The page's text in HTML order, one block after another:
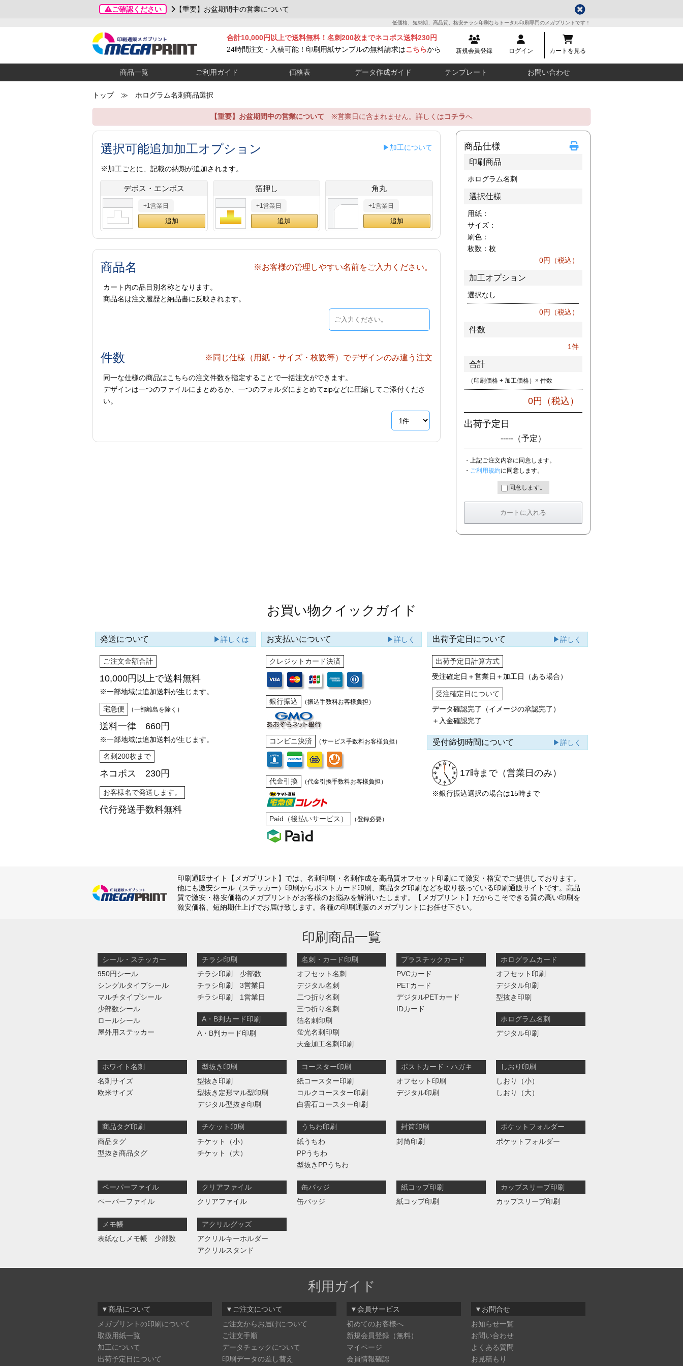
ご確認ください 【重要】お盆期間中の営業について
低価格、短納期、高品質、格安チラシ印刷ならトータル印刷専門のメガプリントです！
新規会員登録 ログイン カートを見る
合計10,000円以上で送料無料！名刺200枚までネコポス送料230円
24時間注文・入稿可能！印刷用紙サンプルの無料請求はこちらから
商品一覧 ご利用ガイド 価格表 データ作成ガイド テンプレート お問い合わせ
トップ≫ ホログラム名刺商品選択
【重要】お盆期間中の営業について ※営業日に含まれません。詳しくはコチラへ
選択可能追加加工オプション ▶加工について
※加工ごとに、記載の納期が追加されます。
デボス・エンボス
+1営業日
箔押し
+1営業日
角丸
+1営業日
商品名 ※お客様の管理しやすい名前をご入力ください。
カート内の品目別名称となります。
商品名は注文履歴と納品書に反映されます。
件数 ※同じ仕様（用紙・サイズ・枚数等）でデザインのみ違う注文
同一な仕様の商品はこちらの注文件数を指定することで一括注文ができます。
デザインは一つのファイルにまとめるか、一つのフォルダにまとめてzipなどに圧縮してご添付くださ
い。
商品仕様
印刷商品
ホログラム名刺
選択仕様
用紙：
サイズ：
刷色：
枚数： 枚
0円（税込）
加工オプション
選択なし
0円（税込）
件数
1件
合計
（印刷価格 + 加工価格）× 件数
0円（税込）
出荷予定日
----- （予定）
・上記ご注文内容に同意します。
・ ご利用規約に同意します。
同意します。
お買い物クイックガイド
発送について ▶詳しくは
ご注文金額合計
10,000円以上で送料無料
※一部地域は追加送料が生じます。
宅急便 （一部離島を除く）
送料一律 660円
※一部地域は追加送料が生じます。
名刺200枚まで
ネコポス 230円
お客様名で発送します。
代行発送手数料無料
お支払いについて ▶詳しく
クレジットカード決済
銀行振込 （振込手数料お客様負担）
コンビニ決済 （サービス手数料お客様負担）
代金引換 （代金引換手数料お客様負担）
Paid（後払いサービス） （登録必要）
出荷予定日について ▶詳しく
出荷予定日計算方式
受注確定日＋営業日＋加工日（ある場合）
受注確定日について
データ確認完了（イメージの承認完了）
＋入金確認完了
受付締切時間について ▶詳しく
17時まで（営業日のみ）
※銀行振込選択の場合は15時まで
印刷通販サイト【メガプリント】では、名刺印刷・名刺作成を高品質オフセット印刷にて激安・格安でご提供しております。
他にも激安シール（ステッカー）印刷からポストカード印刷、商品タグ印刷などを取り扱っている印刷通販サイトです。高品
質で激安・格安価格のメガプリントがお客様のお悩みを解消いたします。【メガプリント】だからこそできる質の高い印刷を
激安価格、短納期仕上げでお届け致します。各種の印刷通販のメガプリントにお任せ下さい。
印刷商品一覧
シール・ステッカー
950円シール
シングルタイプシール
マルチタイプシール
少部数シール
ロールシール
屋外用ステッカー
チラシ印刷
チラシ印刷 少部数
チラシ印刷 3営業日
チラシ印刷 1営業日
A・B判カード印刷
A・B判カード印刷
名刺・カード印刷
オフセット名刺
デジタル名刺
二つ折り名刺
三つ折り名刺
箔名刺印刷
蛍光名刺印刷
天金加工名刺印刷
プラスチックカード
PVCカード
PETカード
デジタルPETカード
IDカード
ホログラムカード
オフセット印刷
デジタル印刷
型抜き印刷
ホログラム名刺
デジタル印刷
ホワイト名刺
名刺サイズ
欧米サイズ
型抜き印刷
型抜き印刷
型抜き定形マル型印刷
デジタル型抜き印刷
コースター印刷
紙コースター印刷
コルクコースター印刷
白雲石コースター印刷
ポストカード・ハガキ
オフセット印刷
デジタル印刷
しおり印刷
しおり（小）
しおり（大）
商品タグ印刷
商品タグ
型抜き商品タグ
チケット印刷
チケット（小）
チケット（大）
うちわ印刷
紙うちわ
PPうちわ
型抜きPPうちわ
封筒印刷
封筒印刷
ポケットフォルダー
ポケットフォルダー
ペーパーファイル
ペーパーファイル
クリアファイル
クリアファイル
缶バッジ
缶バッジ
紙コップ印刷
紙コップ印刷
カップスリーブ印刷
カップスリーブ印刷
メモ帳
表紙なしメモ帳 少部数
アクリルグッズ
アクリルキーホルダー
アクリルスタンド
利用ガイド
▼商品について
メガプリントの印刷について
取扱用紙一覧
加工について
出荷予定日について
▼ご注文について
ご注文からお届けについて
ご注文手順
データチェックについて
印刷データの差し替え
▼会員サービス
初めてのお客様へ
新規会員登録（無料）
マイページ
会員情報確認
▼お問合せ
お知らせ一覧
お問い合わせ
よくある質問
お見積もり